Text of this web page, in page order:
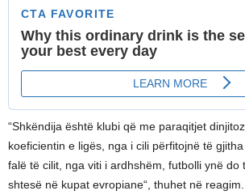
​“Shkëndija është klubi që me paraqitjet
koeficientin e ligës, nga i cili përfitojnë të
falë të cilit, nga viti i ardhshëm, futbolli ynë do
shtesë në kupat evropiane“, thuhet në reagim.